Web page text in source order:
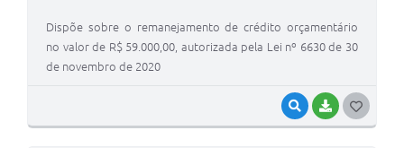
VISUALIZAR
BAIXAR
Dispõe sobre o remanejamento de crédito orçamentário
no valor de R$ 59.000,00, autorizada pela Lei nº 6630 de 30
de novembro de 2020